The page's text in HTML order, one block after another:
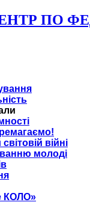
війні
молоді
КОЛО»